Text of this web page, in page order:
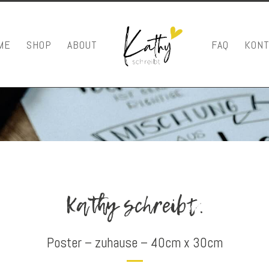
SHOP ABOUT FAQ
Kathy schreibt.
Poster – zuhause – 40cm x 30cm